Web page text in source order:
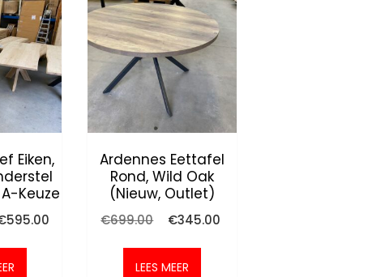
Eiken,
Keuze
595.00
Huidige
Ardennes Eettafel
Rond, Wild Oak
(nieuw, Outlet)
€699.00
Oorspronkelijke
was:
€699.00.
€345.00
LEES MEER